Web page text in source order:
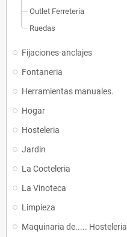
Outlet Ferreteria
Ruedas
Fijaciones-anclajes
Fontaneria
Herramientas manuales.
Hogar
Hosteleria
Jardin
La Cocteleria
La Vinoteca
Limpieza
Maquinaria de..... Hosteleria